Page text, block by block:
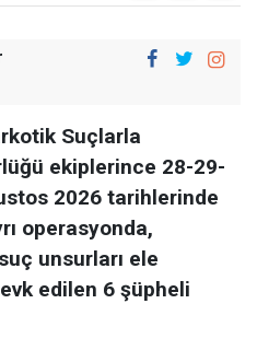
Suçlarla
ekiplerince 28-29-
2026 tarihlerinde
operasyonda,
unsurları ele
edilen 6 şüpheli